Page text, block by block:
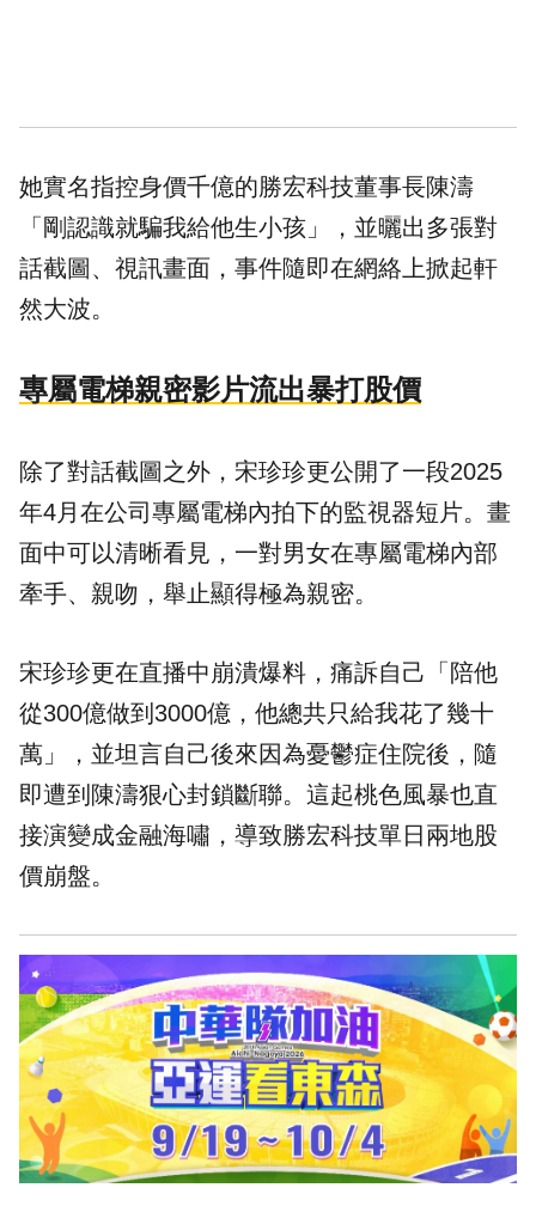
她實名指控身價千億的勝宏科技董事長陳濤
「剛認識就騙我給他生小孩」，並曬出多張對
話截圖、視訊畫面，事件隨即在網絡上掀起軒
然大波。
專屬電梯親密影片流出暴打股價
除了對話截圖之外，宋珍珍更公開了一段2025
年4月在公司專屬電梯內拍下的監視器短片。畫
面中可以清晰看見，一對男女在專屬電梯內部
牽手、親吻，舉止顯得極為親密。
宋珍珍更在直播中崩潰爆料，痛訴自己「陪他
從300億做到3000億，他總共只給我花了幾十
萬」，並坦言自己後來因為憂鬱症住院後，隨
即遭到陳濤狠心封鎖斷聯。這起桃色風暴也直
接演變成金融海嘯，導致勝宏科技單日兩地股
價崩盤。